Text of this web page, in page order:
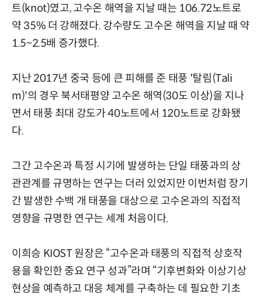
트(knot)였고, 고수온 해역을 지날 때는 106.72노트로
약 35% 더 강해졌다. 강수량도 고수온 해역을 지날 때 약
1.5~2.5배 증가했다.
지난 2017년 중국 등에 큰 피해를 준 태풍 '탈림(Tali
m)'의 경우 북서태평양 고수온 해역(30도 이상)을 지나
면서 태풍 최대 강도가 40노트에서 120노트로 강화됐
다.
그간 고수온과 특정 시기에 발생하는 단일 태풍과의 상
관관계를 규명하는 연구는 더러 있었지만 이번처럼 장기
간 발생한 수백 개 태풍을 대상으로 고수온과의 직접적
영향을 규명한 연구는 세계 처음이다.
이희승 KIOST 원장은 “고수온과 태풍의 직접적 상호작
용을 확인한 중요 연구 성과”라며 “기후변화와 이상기상
현상을 예측하고 대응 체계를 구축하는 데 필요한 기초